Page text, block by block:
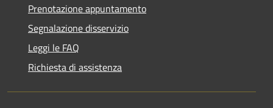
Prenotazione appuntamento
Segnalazione disservizio
Leggi le FAQ
Richiesta di assistenza